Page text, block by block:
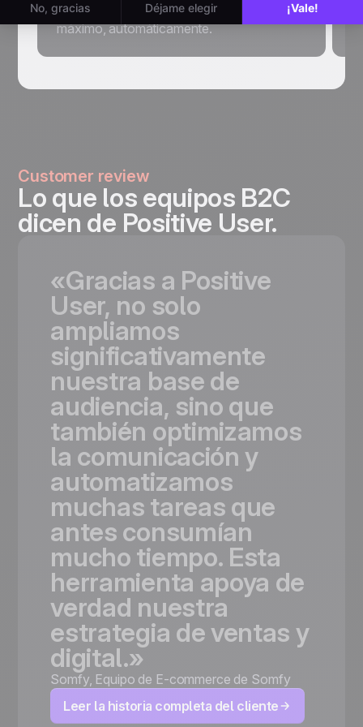
cliente. Este workflow lo aprovecha al
máximo, automáticamente.
Customer review
Lo que los equipos B2C
dicen de Positive User.
«Gracias a Positive
User, no solo
ampliamos
significativamente
nuestra base de
audiencia, sino que
también optimizamos
la comunicación y
automatizamos
muchas tareas que
antes consumían
mucho tiempo. Esta
herramienta apoya de
verdad nuestra
estrategia deventas y
digital.»
Somfy, Equipo de E-commerce de Somfy
Leer la historia completa del cliente